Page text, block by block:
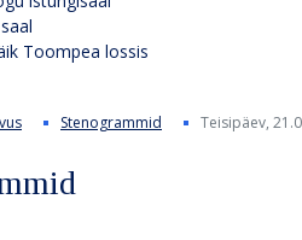
Toompea lossis
Stenogrammid Teisipäev,